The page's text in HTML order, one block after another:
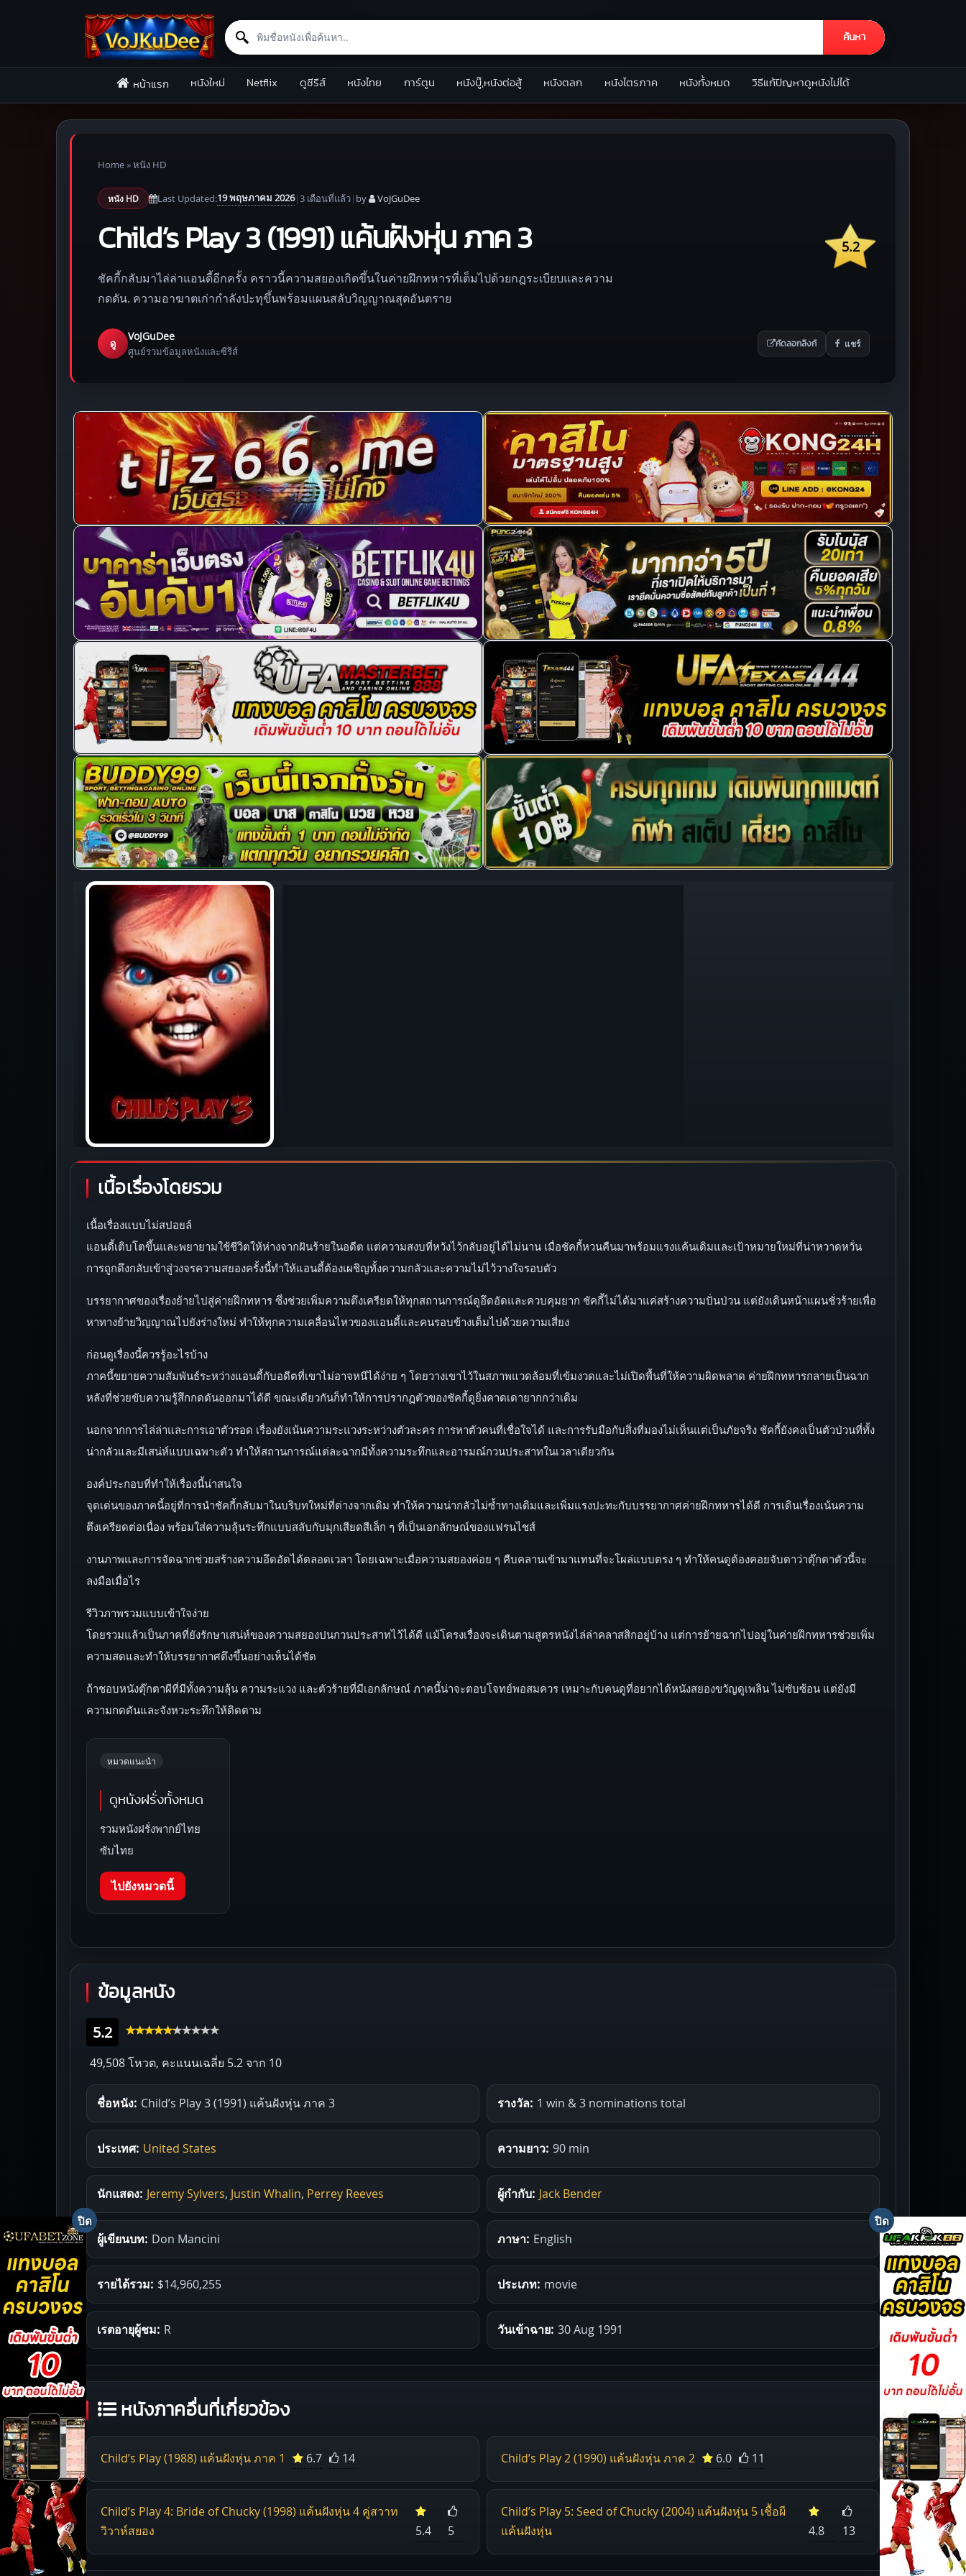
Search for:
ค้นหา
หน้าแรก หนังใหม่ Netflix ดูซีรีส์ หนังไทย การ์ตูน หนังบู๊,หนังต่อสู้ หนังตลก หนังไตรภาค หนังทั้งหมด วิธีแก้ปัญหาดูหนังไม่ได้
Home»หนัง HD
หนัง HD Last Updated:19 พฤษภาคม 2026|3 เดือนที่แล้ว| by VoJGuDee
5.2
Child’s Play 3 (1991) แค้นฝังหุ่น ภาค 3
ชัคกี้กลับมาไล่ล่าแอนดี้อีกครั้ง คราวนี้ความสยองเกิดขึ้นในค่ายฝึกทหารที่เต็มไปด้วยกฎระเบียบและความ
กดดัน. ความอาฆาตเก่ากำลังปะทุขึ้นพร้อมแผนสลับวิญญาณสุดอันตราย
ดู
VoJGuDee
ศูนย์รวมข้อมูลหนังและซีรีส์
คัดลอกลิงก์ แชร์
เนื้อเรื่องโดยรวม
เนื้อเรื่องแบบไม่สปอยล์
แอนดี้เติบโตขึ้นและพยายามใช้ชีวิตให้ห่างจากฝันร้ายในอดีต แต่ความสงบที่หวังไว้กลับอยู่ได้ไม่นาน เมื่อชัคกี้หวนคืนมาพร้อมแรงแค้นเดิมและเป้าหมายใหม่ที่น่าหวาดหวั่น
การถูกดึงกลับเข้าสู่วงจรความสยองครั้งนี้ทำให้แอนดี้ต้องเผชิญทั้งความกลัวและความไม่ไว้วางใจรอบตัว
บรรยากาศของเรื่องย้ายไปสู่ค่ายฝึกทหาร ซึ่งช่วยเพิ่มความตึงเครียดให้ทุกสถานการณ์ดูอึดอัดและควบคุมยาก ชัคกี้ไม่ได้มาแค่สร้างความปั่นป่วน แต่ยังเดินหน้าแผนชั่วร้ายเพื่อ
หาทางย้ายวิญญาณไปยังร่างใหม่ ทำให้ทุกความเคลื่อนไหวของแอนดี้และคนรอบข้างเต็มไปด้วยความเสี่ยง
ก่อนดูเรื่องนี้ควรรู้อะไรบ้าง
ภาคนี้ขยายความสัมพันธ์ระหว่างแอนดี้กับอดีตที่เขาไม่อาจหนีได้ง่าย ๆ โดยวางเขาไว้ในสภาพแวดล้อมที่เข้มงวดและไม่เปิดพื้นที่ให้ความผิดพลาด ค่ายฝึกทหารกลายเป็นฉาก
หลังที่ช่วยขับความรู้สึกกดดันออกมาได้ดี ขณะเดียวกันก็ทำให้การปรากฏตัวของชัคกี้ดูยิ่งคาดเดายากกว่าเดิม
นอกจากการไล่ล่าและการเอาตัวรอด เรื่องยังเน้นความระแวงระหว่างตัวละคร การหาตัวคนที่เชื่อใจได้ และการรับมือกับสิ่งที่มองไม่เห็นแต่เป็นภัยจริง ชัคกี้ยังคงเป็นตัวป่วนที่ทั้ง
น่ากลัวและมีเสน่ห์แบบเฉพาะตัว ทำให้สถานการณ์แต่ละฉากมีทั้งความระทึกและอารมณ์กวนประสาทในเวลาเดียวกัน
องค์ประกอบที่ทำให้เรื่องนี้น่าสนใจ
จุดเด่นของภาคนี้อยู่ที่การนำชัคกี้กลับมาในบริบทใหม่ที่ต่างจากเดิม ทำให้ความน่ากลัวไม่ซ้ำทางเดิมและเพิ่มแรงปะทะกับบรรยากาศค่ายฝึกทหารได้ดี การเดินเรื่องเน้นความ
ตึงเครียดต่อเนื่อง พร้อมใส่ความลุ้นระทึกแบบสลับกับมุกเสียดสีเล็ก ๆ ที่เป็นเอกลักษณ์ของแฟรนไชส์
งานภาพและการจัดฉากช่วยสร้างความอึดอัดได้ตลอดเวลา โดยเฉพาะเมื่อความสยองค่อย ๆ คืบคลานเข้ามาแทนที่จะโผล่แบบตรง ๆ ทำให้คนดูต้องคอยจับตาว่าตุ๊กตาตัวนี้จะ
ลงมือเมื่อไร
รีวิวภาพรวมแบบเข้าใจง่าย
โดยรวมแล้วเป็นภาคที่ยังรักษาเสน่ห์ของความสยองปนกวนประสาทไว้ได้ดี แม้โครงเรื่องจะเดินตามสูตรหนังไล่ล่าคลาสสิกอยู่บ้าง แต่การย้ายฉากไปอยู่ในค่ายฝึกทหารช่วยเพิ่ม
ความสดและทำให้บรรยากาศตึงขึ้นอย่างเห็นได้ชัด
ถ้าชอบหนังตุ๊กตาผีที่มีทั้งความลุ้น ความระแวง และตัวร้ายที่มีเอกลักษณ์ ภาคนี้น่าจะตอบโจทย์พอสมควร เหมาะกับคนดูที่อยากได้หนังสยองขวัญดูเพลิน ไม่ซับซ้อน แต่ยังมี
ความกดดันและจังหวะระทึกให้ติดตาม
หมวดแนะนำ
ดูหนังฝรั่งทั้งหมด
รวมหนังฝรั่งพากย์ไทย
ซับไทย
ไปยังหมวดนี้
ข้อมูลหนัง
5.2
49,508 โหวต, คะแนนเฉลี่ย 5.2 จาก 10
ชื่อหนัง: Child’s Play 3 (1991) แค้นฝังหุ่น ภาค 3 รางวัล: 1 win & 3 nominations total
ประเทศ: United States ความยาว: 90 min
นักแสดง: Jeremy Sylvers, Justin Whalin, Perrey Reeves ผู้กำกับ: Jack Bender
ผู้เขียนบท: Don Mancini ภาษา: English
รายได้รวม: $14,960,255 ประเภท: movie
เรตอายุผู้ชม: R วันเข้าฉาย: 30 Aug 1991
หนังภาคอื่นที่เกี่ยวข้อง
Child’s Play (1988) แค้นฝังหุ่น ภาค 1 6.7 14 Child’s Play 2 (1990) แค้นฝังหุ่น ภาค 2 6.0 11
Child’s Play 4: Bride of Chucky (1998) แค้นฝังหุ่น 4 คู่สวาท
วิวาห์สยอง
5.4 5
Child’s Play 5: Seed of Chucky (2004) แค้นฝังหุ่น 5 เชื้อผี
แค้นฝังหุ่น
4.8 13